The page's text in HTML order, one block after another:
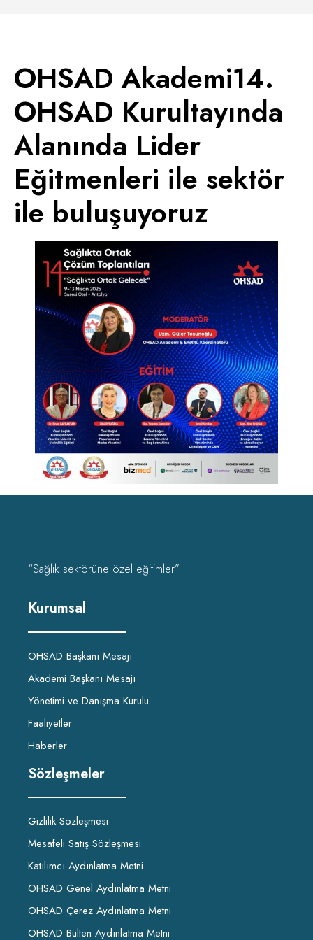
OHSAD Akademi14.
OHSAD Kurultayında
Alanında Lider
Eğitmenleri ile sektör
ile buluşuyoruz
“Sağlık sektörüne özel eğitimler”
Kurumsal
OHSAD Başkanı Mesajı
Akademi Başkanı Mesajı
Yönetimi ve Danışma Kurulu
Faaliyetler
Haberler
Sözleşmeler
Gizlilik Sözleşmesi
Mesafeli Satış Sözleşmesi
Katılımcı Aydınlatma Metni
OHSAD Genel Aydınlatma Metni
OHSAD Çerez Aydınlatma Metni
OHSAD Bülten Aydınlatma Metni